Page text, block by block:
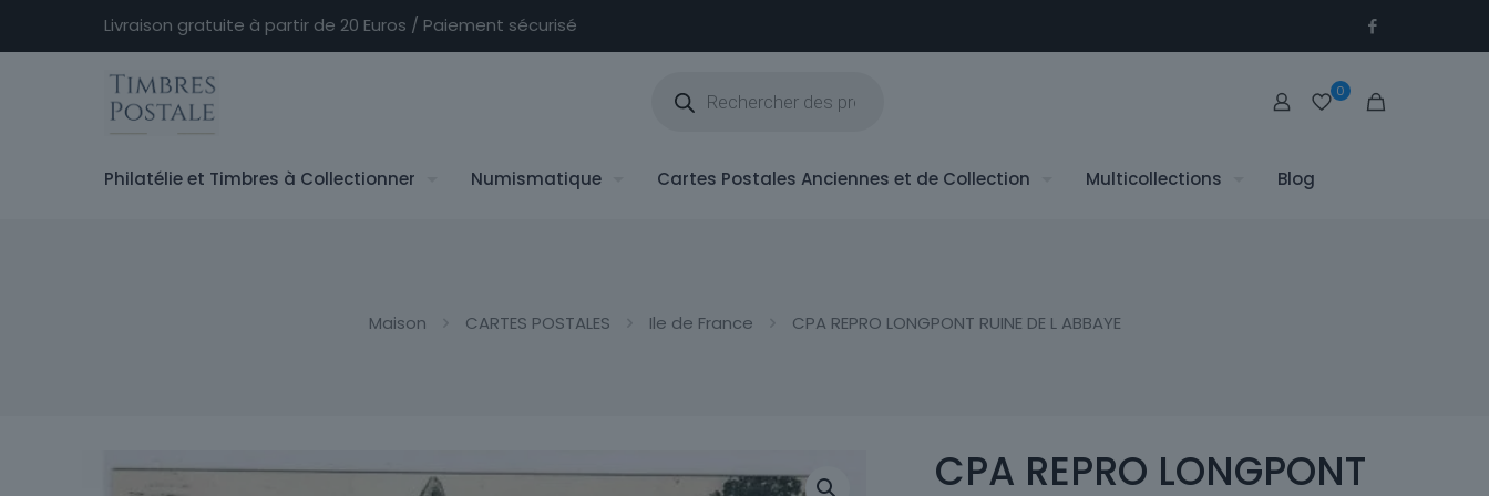
Livraison gratuite à partir de 20 Euros / Paiement sécurisé
produits
0
Philatélie et Timbres à Collectionner Numismatique Cartes Postales Anciennes et de Collection Multicollections Blog
Maison CARTES POSTALES Ile de France CPA REPRO LONGPONT RUINE DE L ABBAYE
CPA REPRO LONGPONT